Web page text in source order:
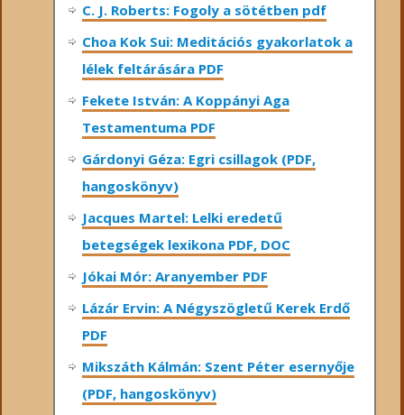
C. J. Roberts: Fogoly a sötétben pdf
Choa Kok Sui: Meditációs gyakorlatok a
lélek feltárására PDF
Fekete István: A Koppányi Aga
Testamentuma PDF
Gárdonyi Géza: Egri csillagok (PDF,
hangoskönyv)
Jacques Martel: Lelki eredetű
betegségek lexikona PDF, DOC
Jókai Mór: Aranyember PDF
Lázár Ervin: A Négyszögletű Kerek Erdő
PDF
Mikszáth Kálmán: Szent Péter esernyője
(PDF, hangoskönyv)